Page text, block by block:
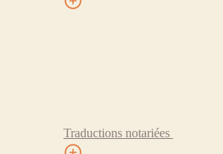
Traductions notariées